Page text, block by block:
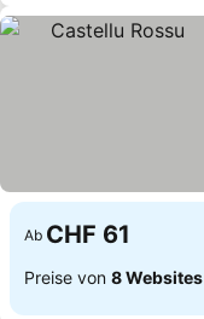
Ab CHF 61
Preise von 8 Websites